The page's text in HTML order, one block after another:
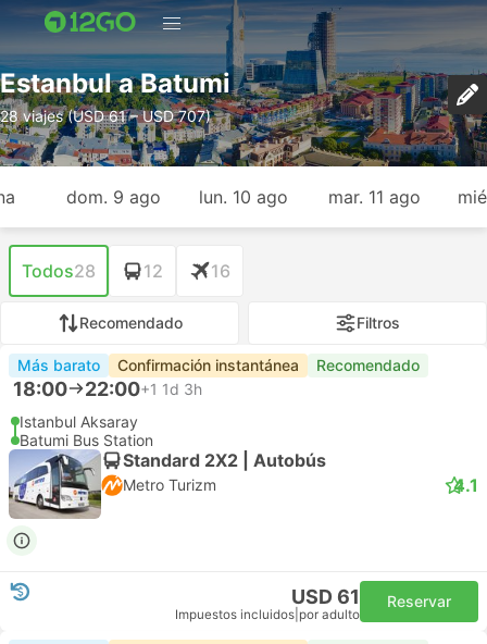
Estanbul a Batumi
28 viajes (USD 61 – USD 707)
dom. 9 ago lun. 10 ago mar. 11 ago
Todos28 12 16
Recomendado Filtros
Más barato Confirmación instantánea Recomendado
18:00 22:00+1 1d 3h
Istanbul Aksaray
Batumi Bus Station
Standard 2X2 | Autobús
Metro Turizm 4.1
USD 61
Impuestos incluidos por adulto
Reservar